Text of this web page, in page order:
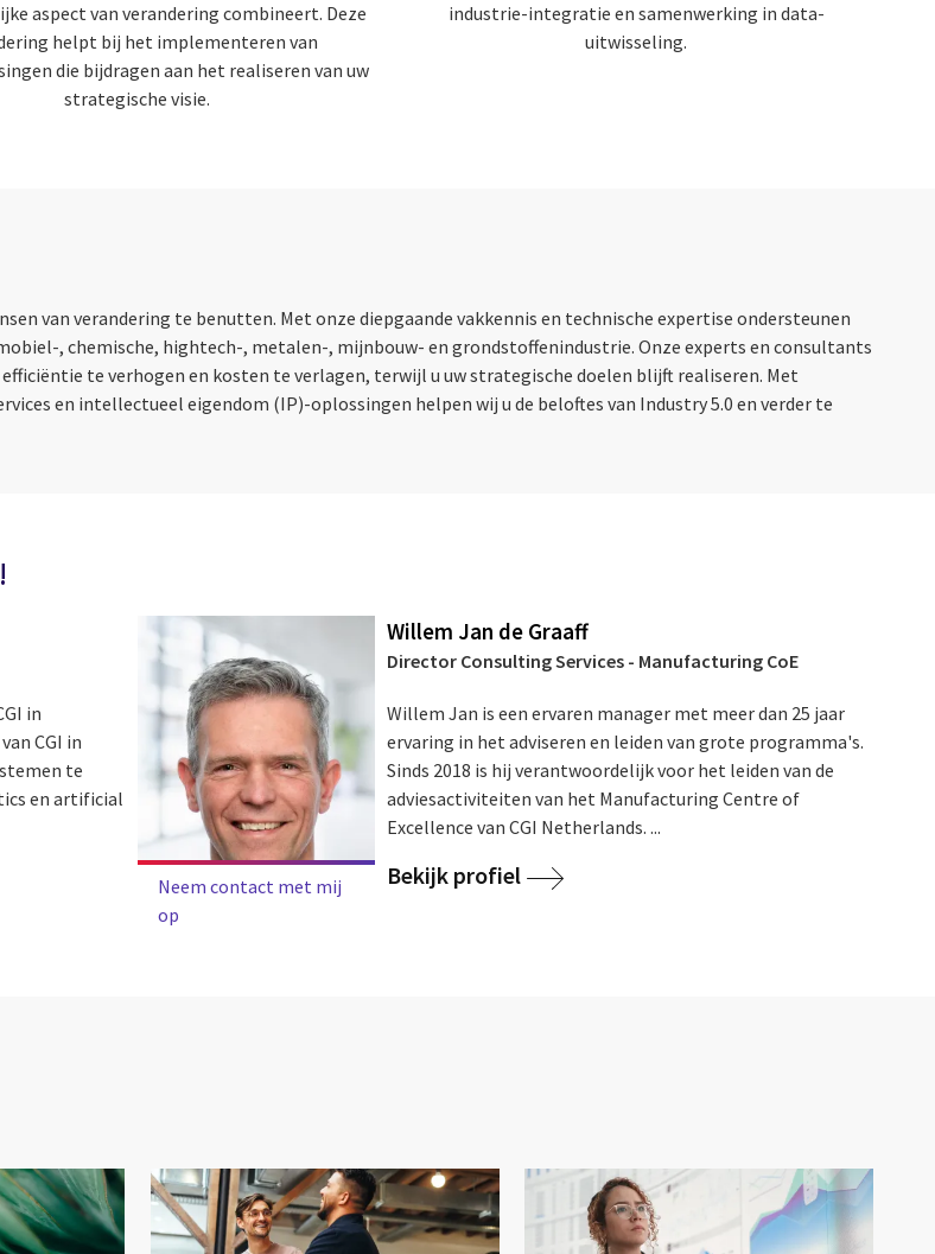
aspect van verandering combineert. Deze
helpt bij het implementeren van
die bijdragen aan het realiseren van uw
strategische visie.
industrie-integratie en samenwerking in data-
uitwisseling.
van verandering te benutten. Met onze diepgaande vakkennis en technische expertise ondersteunen
, chemische, hightech-, metalen-, mijnbouw- en grondstoffenindustrie. Onze experts en consultants
te verhogen en kosten te verlagen, terwijl u uw strategische doelen blijft realiseren. Met
en intellectueel eigendom (IP)-oplossingen helpen wij u de beloftes van Industry 5.0 en verder te
in
CGI in
te
en artificial
Neem contact met mij
op
Willem Jan de Graaff
Director Consulting Services - Manufacturing CoE
Willem Jan is een ervaren manager met meer dan 25 jaar
ervaring in het adviseren en leiden van grote programma's.
Sinds 2018 is hij verantwoordelijk voor het leiden van de
adviesactiviteiten van het Manufacturing Centre of
Excellence van CGI Netherlands. ...
Bekijk profiel